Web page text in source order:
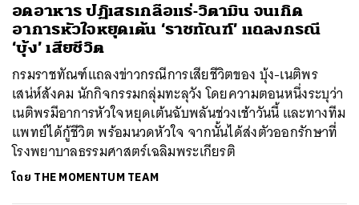
อดอาหาร ปฏิเสธเกลือแร่-วิตามิน จนเกิด
อาการหัวใจหยุดเต้น ‘ราชทัณฑ์’ แถลงกรณี
‘บุ้ง’ เสียชีวิต
กรมราชทัณฑ์แถลงข่าวกรณีการเสียชีวิตของ บุ้ง-เนติพร
เสน่ห์สังคม นักกิจกรรมกลุ่มทะลุวัง โดยความตอนหนึ่งระบุว่า
เนติพรมีอาการหัวใจหยุดเต้นฉับพลันช่วงเช้าวันนี้ และทางทีม
แพทย์ได้กู้ชีวิต พร้อมนวดหัวใจ จากนั้นได้ส่งตัวออกรักษาที่
โรงพยาบาลธรรมศาสตร์เฉลิมพระเกียรติ
โดย THE MOMENTUM TEAM